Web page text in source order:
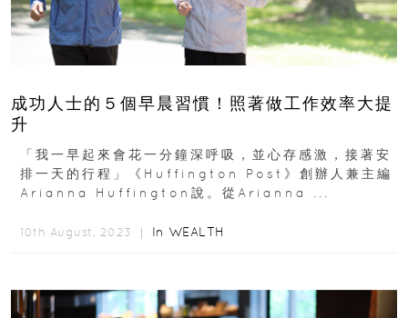
成功人士的５個早晨習慣！照著做工作效率大提
升
「我一早起來會花一分鐘深呼吸，並心存感激，接著安
排一天的行程」《Huffington Post》創辦人兼主編
Arianna Huffington說。從Arianna ...
10th August, 2023 ｜ In WEALTH